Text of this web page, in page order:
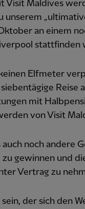
Visit Maldives
unserem
an einem
stattfinden
Elfmeter
Reise
mit
von Visit
noch andere
gewinnen und
Vertrag zu
der sich den